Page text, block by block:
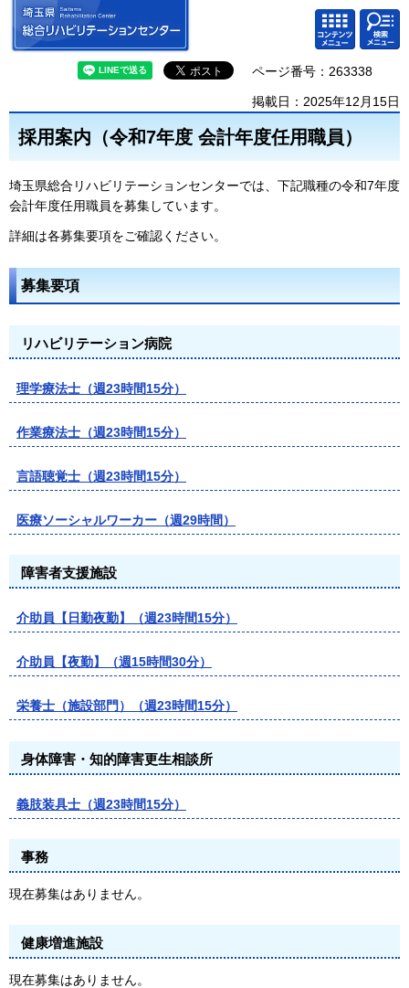
埼玉県 総合リハビリテーション
センター
コンテ
ンツメ
ニュー
検索・
共通メ
ニュー
ページ番号：263338
掲載日：2025年12月15日
採用案内（令和7年度 会計年度任用職員）
埼玉県総合リハビリテーションセンターでは、下記職種の令和7年度
会計年度任用職員を募集しています。
詳細は各募集要項をご確認ください。
募集要項
リハビリテーション病院
理学療法士（週23時間15分）
作業療法士（週23時間15分）
言語聴覚士（週23時間15分）
医療ソーシャルワーカー（週29時間）
障害者支援施設
介助員【日勤夜勤】（週23時間15分）
介助員【夜勤】（週15時間30分）
栄養士（施設部門）（週23時間15分）
身体障害・知的障害更生相談所
義肢装具士（週23時間15分）
事務
現在募集はありません。
健康増進施設
現在募集はありません。